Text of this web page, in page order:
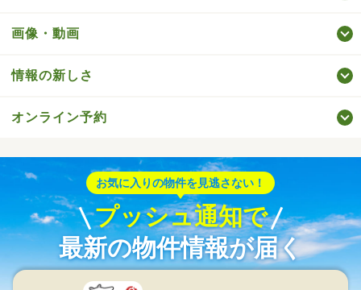
画像・動画
情報の新しさ
オンライン予約
お気に入りの物件を見逃さない！
プッシュ通知で
最新の物件情報が届く